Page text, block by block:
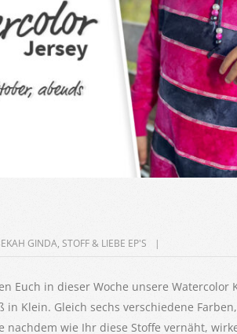
GINDA, STOFF & LIEBE EP'S
Euch in dieser Woche unsere Watercolor
Klein. Gleich sechs verschiedene
wie Ihr diese Stoffe vernäht,